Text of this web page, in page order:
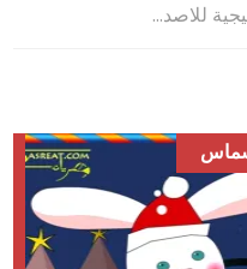
للاصد...